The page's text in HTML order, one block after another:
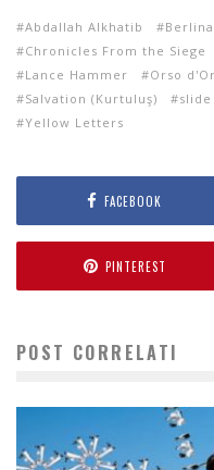
Abdallah Alkhatib
Chronicles From the Siege
Lance Hammer
Orso
Salvation (Kurtuluş)
slide
Yellow Letters
FACEBOOK
PINTEREST
POST CORRELATI